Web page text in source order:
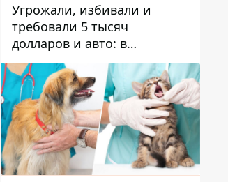
Угрожали, избивали и
требовали 5 тысяч
долларов и авто: в
Павлограде задержали двух
мужчин